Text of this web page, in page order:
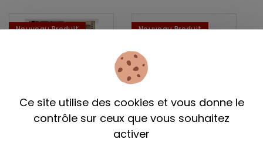
Nouveau Produit Nouveau Produit
Tanit
Ce site utilise des cookies et vous donne le
contrôle sur ceux que vous souhaitez
activer